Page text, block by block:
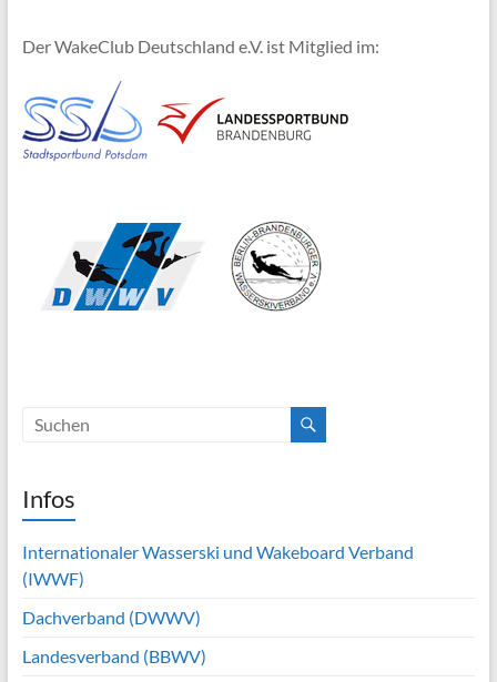
Der WakeClub Deutschland e.V. ist Mitglied im:
Infos
Internationaler Wasserski und Wakeboard Verband
(IWWF)
Dachverband (DWWV)
Landesverband (BBWV)